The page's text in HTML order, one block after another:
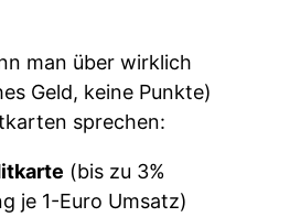
man über wirklich
Geld, keine Punkte)
sprechen:
(bis zu 3%
je 1-Euro Umsatz)